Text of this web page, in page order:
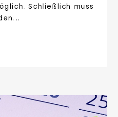
Schließlich muss